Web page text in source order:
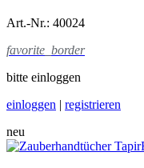
Art.-Nr.: 40024
favorite_border
bitte einloggen
einloggen | registrieren
neu